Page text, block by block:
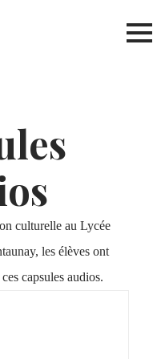
culturelle au Lycée
les élèves ont
capsules audios.